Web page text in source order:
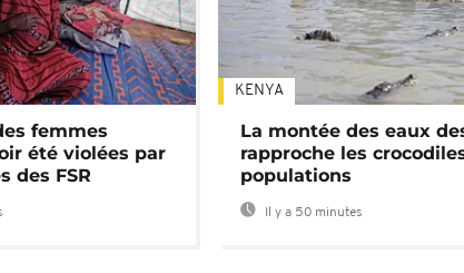
femmes
été violées par
des FSR
KENYA
La montée des eaux
rapproche les
populations
Il y a 50 minutes